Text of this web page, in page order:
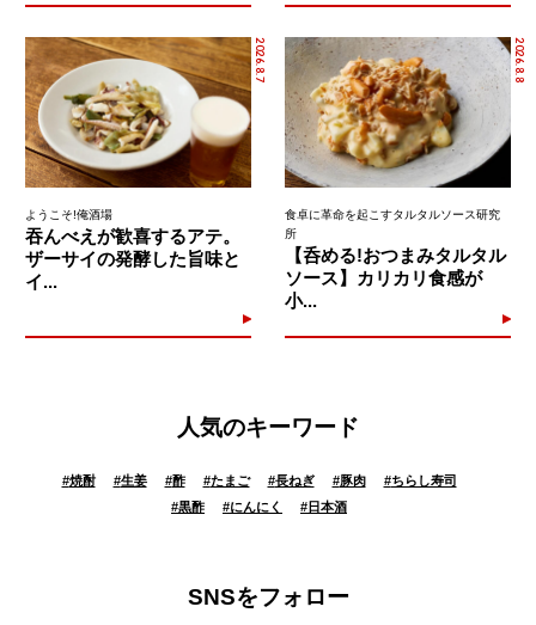
2026.8.7
ようこそ!俺酒場
吞んべえが歓喜するアテ。
ザーサイの発酵した旨味と
イ...
2026.8.8
食卓に革命を起こすタルタルソース研究
所
【呑める!おつまみタルタル
ソース】カリカリ食感が
小...
人気のキーワード
#焼酎 #生姜 #酢 #たまご #長ねぎ #豚肉 #ちらし寿司
#黒酢 #にんにく #日本酒
SNSをフォロー